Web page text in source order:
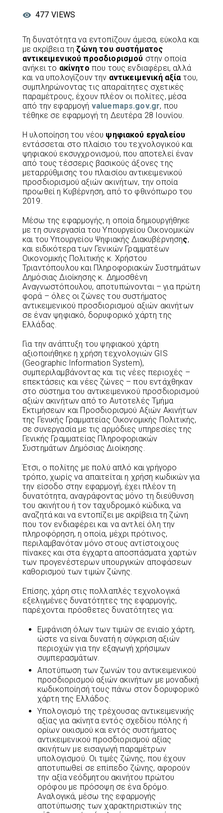
477 VIEWS
Τη δυνατότητα να εντοπίζουν άμεσα, εύκολα και
με ακρίβεια τη ζώνη του συστήματος
αντικειμενικού προσδιορισμού στην οποία
ανήκει το ακίνητο που τους ενδιαφέρει, αλλά
και να υπολογίζουν την αντικειμενική αξία του,
συμπληρώνοντας τις απαραίτητες σχετικές
παραμέτρους, έχουν πλέον οι πολίτες, μέσα
από την εφαρμογή valuemaps.gov.gr, που
τέθηκε σε εφαρμογή τη Δευτέρα 28 Ιουνίου.
Η υλοποίηση του νέου ψηφιακού εργαλείου
εντάσσεται στο πλαίσιο του τεχνολογικού και
ψηφιακού εκσυγχρονισμού, που αποτελεί έναν
από τους τέσσερις βασικούς άξονες της
μεταρρύθμισης του πλαισίου αντικειμενικού
προσδιορισμού αξιών ακινήτων, την οποία
προωθεί η Κυβέρνηση, από το φθινόπωρο του
2019.
Μέσω της εφαρμογής, η οποία δημιουργήθηκε
με τη συνεργασία του Υπουργείου Οικονομικών
και του Υπουργείου Ψηφιακής Διακυβέρνησης,
και ειδικότερα των Γενικών Γραμματέων
Οικονομικής Πολιτικής κ. Χρήστου
Τριαντόπουλου και Πληροφοριακών Συστημάτων
Δημόσιας Διοίκησης κ. Δημοσθένη
Αναγνωστόπουλου, αποτυπώνονται – για πρώτη
φορά – όλες οι ζώνες του συστήματος
αντικειμενικού προσδιορισμού αξιών ακινήτων
σε έναν ψηφιακό, δορυφορικό χάρτη της
Ελλάδας.
Για την ανάπτυξη του ψηφιακού χάρτη
αξιοποιήθηκε η χρήση τεχνολογιών GIS
(Geographic Information System),
συμπεριλαμβάνοντας και τις νέες περιοχές –
επεκτάσεις και νέες ζώνες – που εντάχθηκαν
στο σύστημα του αντικειμενικού προσδιορισμού
αξιών ακινήτων από το Αυτοτελές Τμήμα
Εκτιμήσεων και Προσδιορισμού Αξιών Ακινήτων
της Γενικής Γραμματείας Οικονομικής Πολιτικής,
σε συνεργασία με τις αρμόδιες υπηρεσίες της
Γενικής Γραμματείας Πληροφοριακών
Συστημάτων Δημόσιας Διοίκησης.
Έτσι, ο πολίτης με πολύ απλό και γρήγορο
τρόπο, χωρίς να απαιτείται η χρήση κωδικών για
την είσοδο στην εφαρμογή, έχει πλέον τη
δυνατότητα, αναγράφοντας μόνο τη διεύθυνση
του ακινήτου ή τον ταχυδρομικό κώδικα, να
αναζητά και να εντοπίζει με ακρίβεια τη ζώνη
που τον ενδιαφέρει και να αντλεί όλη την
πληροφόρηση, η οποία, μέχρι πρότινος,
περιλαμβανόταν μόνο στους αντίστοιχους
πίνακες και στα έγχαρτα αποσπάσματα χαρτών
των προγενέστερων υπουργικών αποφάσεων
καθορισμού των τιμών ζώνης.
Επίσης, χάρη στις πολλαπλές τεχνολογικά
εξελιγμένες δυνατότητες της εφαρμογής,
παρέχονται πρόσθετες δυνατότητες για:
Εμφάνιση όλων των τιμών σε ενιαίο χάρτη,
ώστε να είναι δυνατή η σύγκριση αξιών
περιοχών για την εξαγωγή χρήσιμων
συμπερασμάτων.
Αποτύπωση των ζωνών του αντικειμενικού
προσδιορισμού αξιών ακινήτων με μοναδική
κωδικοποίησή τους πάνω στον δορυφορικό
χάρτη της Ελλάδος.
Υπολογισμό της τρέχουσας αντικειμενικής
αξίας για ακίνητα εντός σχεδίου πόλης ή
ορίων οικισμού και εντός συστήματος
αντικειμενικού προσδιορισμού αξίας
ακινήτων με εισαγωγή παραμέτρων
υπολογισμού. Οι τιμές ζώνης, που έχουν
αποτυπωθεί σε επίπεδο ζώνης, αφορούν
την αξία νεόδμητου ακινήτου πρώτου
ορόφου με πρόσοψη σε ένα δρόμο.
Αναλογικά, μέσω της εφαρμογής
αποτύπωσης των χαρακτηριστικών της